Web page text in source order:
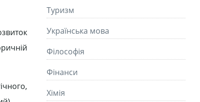
Туризм
Українська мова
Філософія
Фінанси
Хімія